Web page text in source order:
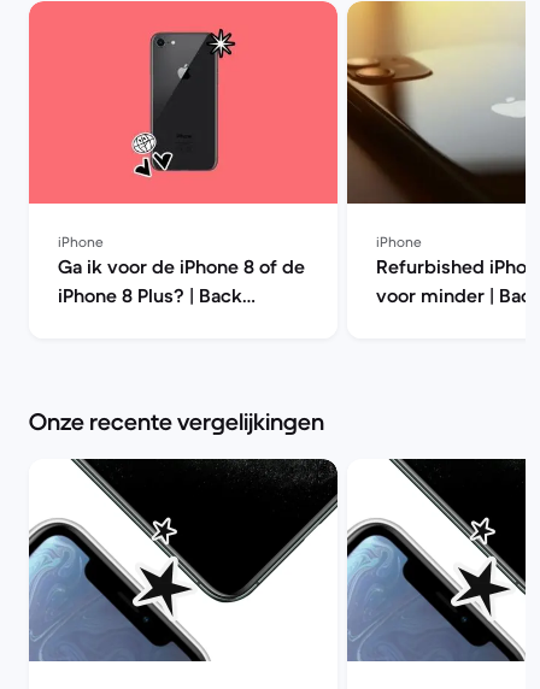
iPhone
Ga ik voor de iPhone 8 of de
iPhone 8 Plus? | Back
iPhone
Refurbished
voor minder |
Onze recente vergelijkingen